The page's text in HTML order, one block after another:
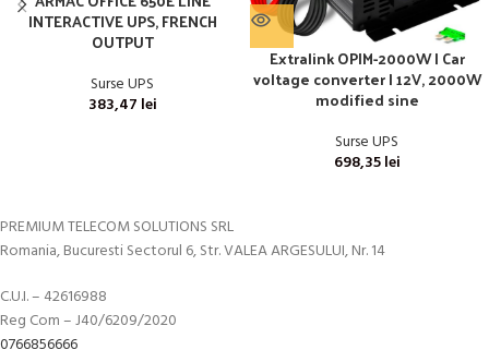
INTERACTIVE UPS, FRENCH
OUTPUT
Surse UPS
383,47 lei
Extralink OPIM-2000W | Car
voltage converter | 12V, 2000W
modified sine
Surse UPS
698,35lei
PREMIUM TELECOM SOLUTIONS SRL
Romania, Bucuresti Sectorul 6, Str. VALEA ARGESULUI, Nr. 14
C.U.I. – 42616988
Reg Com – J40/6209/2020
0766856666